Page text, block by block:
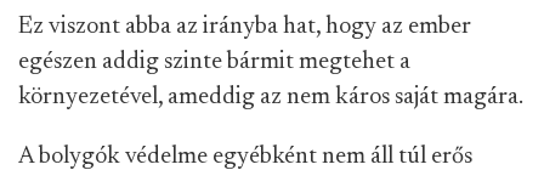
Ez viszont abba az irányba hat, hogy az ember
egészen addig szinte bármit megtehet a
környezetével, ameddig az nem káros saját magára.
A bolygók védelme egyébként nem áll túl erős